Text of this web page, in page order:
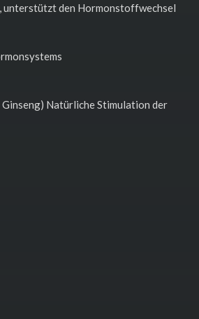
unterstützt den Hormonstoffwechsel
Natürliche Stimulation der